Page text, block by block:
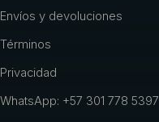
Envíos y devoluciones
Términos
Privacidad
WhatsApp: +57 301 778 5397